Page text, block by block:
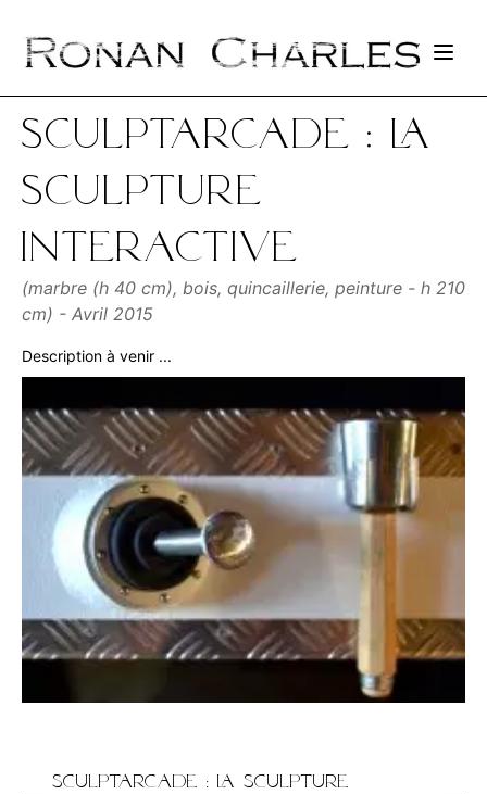
Sculptarcade : LA
sculpture
interactive
(marbre (h 40 cm), bois, quincaillerie, peinture - h 210
cm) - Avril 2015
Description à venir ...
Sculptarcade : LA sculpture